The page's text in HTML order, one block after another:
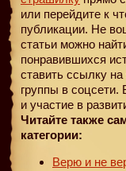
или перейдите к
публикации. Не
статьи можно
понравившихся
ставить ссылку
группы в
и участие в
Читайте также
категории:
Верю и не